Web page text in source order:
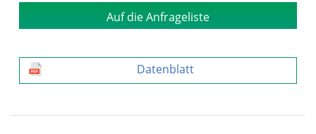
Auf die Anfrageliste
Datenblatt